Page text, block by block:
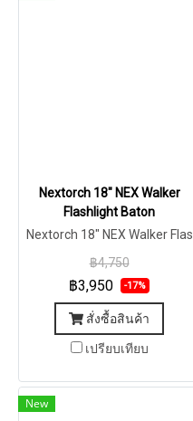
Nextorch 18" NEX Walker
Flashlight Baton
Nextorch 18" NEX Walker Flas
฿4,750
฿3,950 -17%
สั่งซื้อสินค้า
เปรียบเทียบ
New